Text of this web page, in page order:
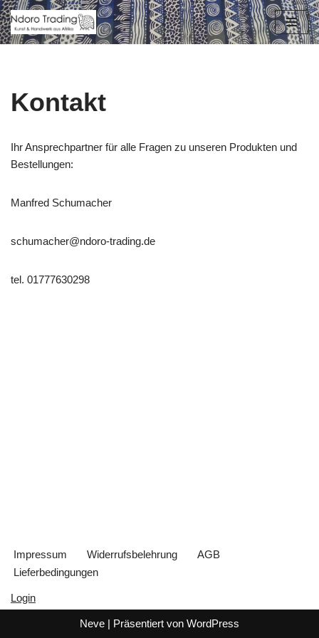
Zum
Kontakt
Ihr Ansprechpartner für alle Fragen zu unseren Produkten und
Bestellungen:
Manfred Schumacher
schumacher@ndoro-trading.de
tel. 01777630298
Impressum Widerrufsbelehrung
AGB
Lieferbedingungen
Login
Neve | Präsentiert von WordPress